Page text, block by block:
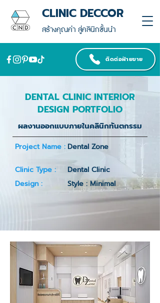
สร้างคุณค่า สู่คลินิกชั้นนำ
CLINIC DECCOR
ติดต่อฝ่ายขาย
DENTAL CLINIC INTERIOR
DESIGN PORTFOLIO
ผลงานออกแบบภายในคลินิกทันตกรรม
Project Name : Dental Zone
Clinic Type :
Dental Clinic
Design :
Style : Minimal